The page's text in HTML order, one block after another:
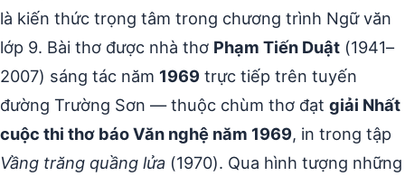
là kiến thức trọng tâm trong chương trình Ngữ văn
lớp 9. Bài thơ được nhà thơ Phạm Tiến Duật (1941–
2007) sáng tác năm 1969 trực tiếp trên tuyến
đường Trường Sơn — thuộc chùm thơ đạt giải Nhất
cuộc thi thơ báo Văn nghệ năm 1969, in trong tập
Vầng trăng quầng lửa (1970). Qua hình tượng những